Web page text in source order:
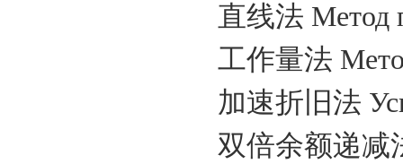
直线法 Метод
工作量法
加速折旧法
双倍余额递减